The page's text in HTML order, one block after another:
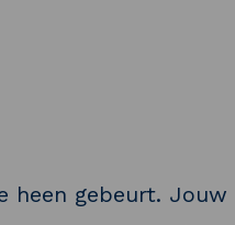
heen gebeurt. Jouw